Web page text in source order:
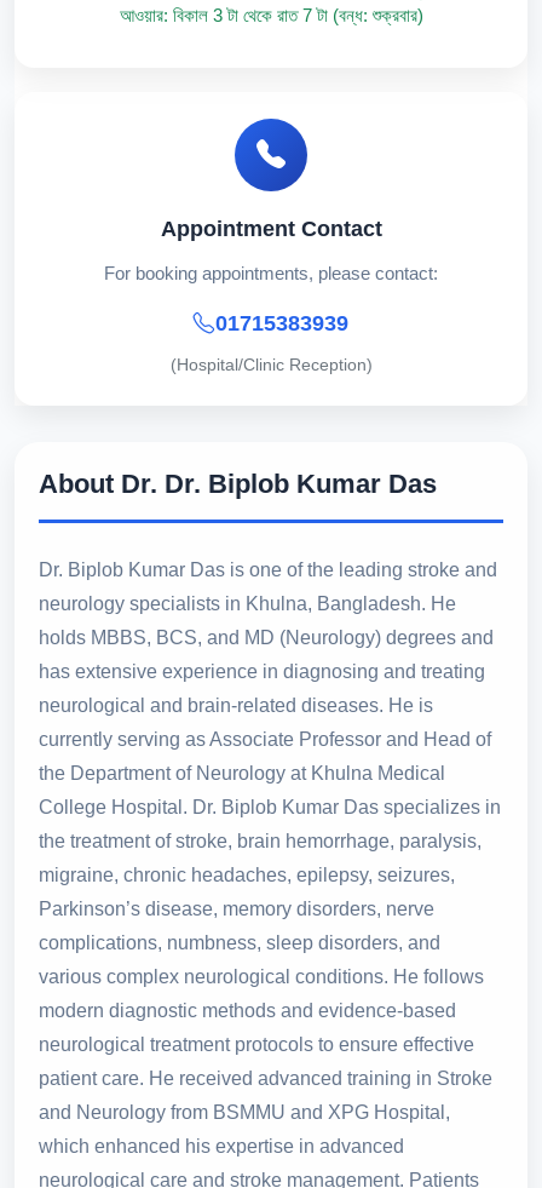
আওয়ার: বিকাল 3 টা থেকে রাত 7 টা (বন্ধ: শুক্রবার)
Appointment Contact
For booking appointments, please contact:
01715383939
(Hospital/Clinic Reception)
About Dr. Dr. Biplob Kumar Das
Dr. Biplob Kumar Das is one of the leading stroke and
neurology specialists in Khulna, Bangladesh. He
holds MBBS, BCS, and MD (Neurology) degrees and
has extensive experience in diagnosing and treating
neurological and brain-related diseases. He is
currently serving as Associate Professor and Head of
the Department of Neurology at Khulna Medical
College Hospital. Dr. Biplob Kumar Das specializes in
the treatment of stroke, brain hemorrhage, paralysis,
migraine, chronic headaches, epilepsy, seizures,
Parkinson’s disease, memory disorders, nerve
complications, numbness, sleep disorders, and
various complex neurological conditions. He follows
modern diagnostic methods and evidence-based
neurological treatment protocols to ensure effective
patient care. He received advanced training in Stroke
and Neurology from BSMMU and XPG Hospital,
which enhanced his expertise in advanced
neurological care and stroke management. Patients